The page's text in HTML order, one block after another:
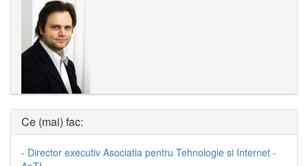
Ce (mai) fac:
- Director executiv Asociatia pentru Tehnologie si Internet -